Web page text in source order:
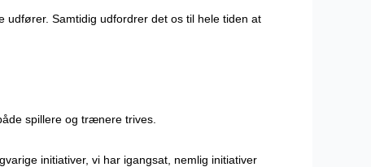
udfører. Samtidig udfordrer det os til hele tiden at
spillere og trænere trives.
initiativer, vi har igangsat, nemlig initiativer